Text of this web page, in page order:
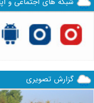
گزارش تصویری